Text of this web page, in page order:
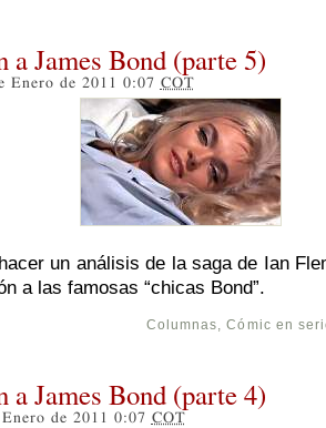
a James Bond (parte 5)
Enero de 2011 0:07 COT
un análisis de la saga de Ian
a las famosas “chicas Bond”.
Columnas,Cómic en
a James Bond (parte 4)
de 2011 0:07 COT